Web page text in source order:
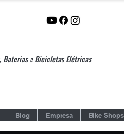
Baterias e Bicicletas Elétricas
Blog Empresa Bike Shops